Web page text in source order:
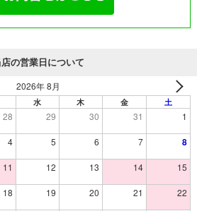
店の営業日について
2026年 8月
水 木 金 土
28 29 30 31 1
4 5 6 7 8
11 12 13 14 15
18 19 20 21 22